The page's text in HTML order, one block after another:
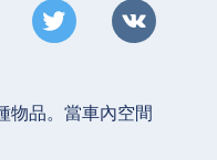
物品。當車內空間